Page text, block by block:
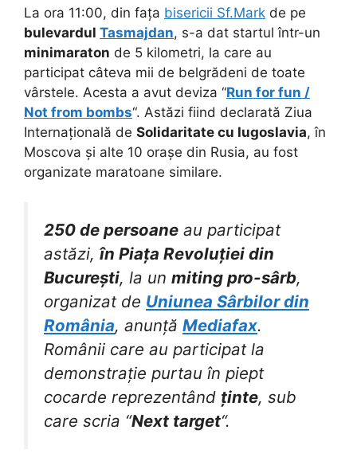
La ora 11:00, din fața bisericii Sf.Mark de pe
bulevardul Tasmajdan, s-a dat startul într-un
minimaraton de 5 kilometri, la care au
participat câteva mii de belgrădeni de toate
vârstele. Acesta a avut deviza “Run for fun /
Not from bombs“. Astăzi fiind declarată Ziua
Internațională de Solidaritate cu Iugoslavia, în
Moscova și alte 10 orașe din Rusia, au fost
organizate maratoane similare.
250 de persoane au participat
astăzi, în Piața Revoluției din
București, la un miting pro-sârb,
organizat de Uniunea Sârbilor din
România, anunță Mediafax.
Românii care au participat la
demonstrație purtau în piept
cocarde reprezentând ținte, sub
care scria “Next target“.